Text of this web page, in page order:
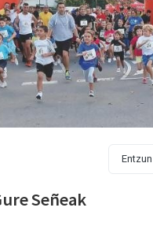
Entzun
Señeak